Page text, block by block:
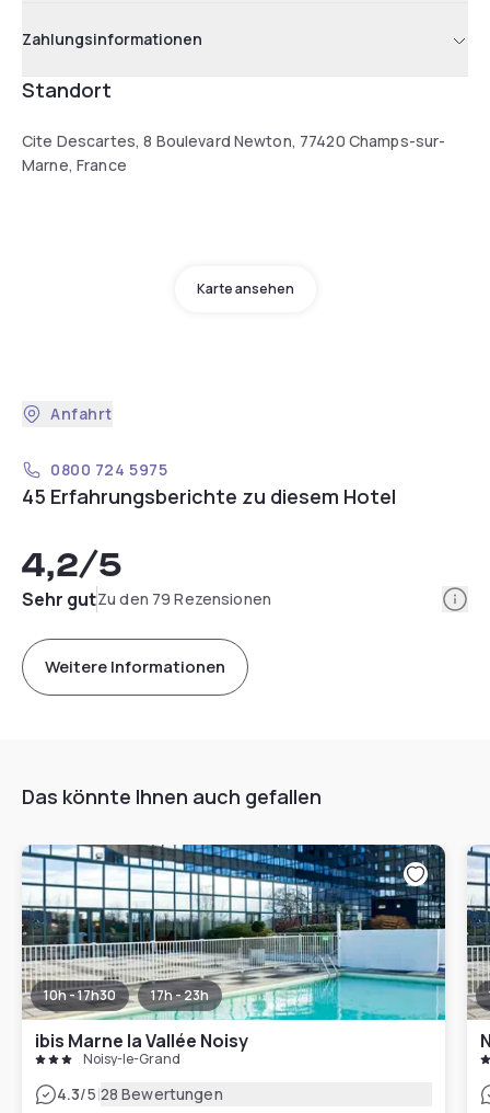
Zahlungsinformationen
Standort
Cite Descartes, 8 Boulevard Newton, 77420 Champs-sur-
Marne, France
Karte ansehen
Anfahrt
0800 724 5975
45 Erfahrungsberichte zu diesem Hotel
4,2/5
Sehr gutZu den 79 Rezensionen
Weitere Informationen
Das könnte Ihnen auch gefallen
10h - 17h30 17h - 23h
ibis Marne la Vallée Noisy
Noisy-le-Grand
4.3/5|28 Bewertungen